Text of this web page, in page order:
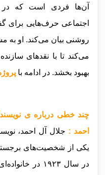
آن‌ها فردی است که
اجتماعی حرف‌هایی برای
روشنی بیان می‌کند. او به
می‌کند تا با نقدهای
بهبود بخشد. در ادامه با
چند خطی درباره ی
احمد : جلال آل احمد،
یکی از شخصیت‌های
در سال ۱۹۲۳ در